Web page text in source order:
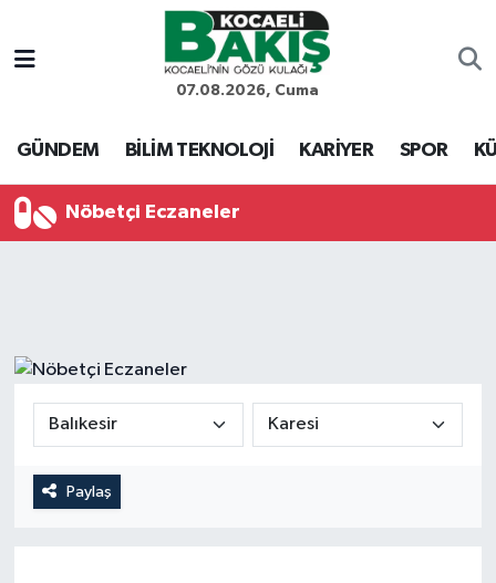
07.08.2026, Cuma
GÜNDEM BİLİM TEKNOLOJİ KARİYER SPOR
Nöbetçi Eczaneler
Paylaş
Kocaeli Nöbetçi Eczaneler
Kocaeli Hava Durumu
Son Dakika Haberleri
Haber Arşivi